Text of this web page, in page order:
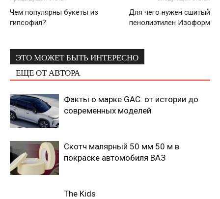
Чем популярны букеты из
гипсофил?
Для чего нужен сшитый
пенолиэтилен Изоформ
ЭТО МОЖЕТ БЫТЬ ИНТЕРЕСНО
ЕЩЕ ОТ АВТОРА
Факты о марке GAC: от истории до
современных моделей
Скотч малярный 50 мм 50 м в
покраске автомобиля ВАЗ
The Kids